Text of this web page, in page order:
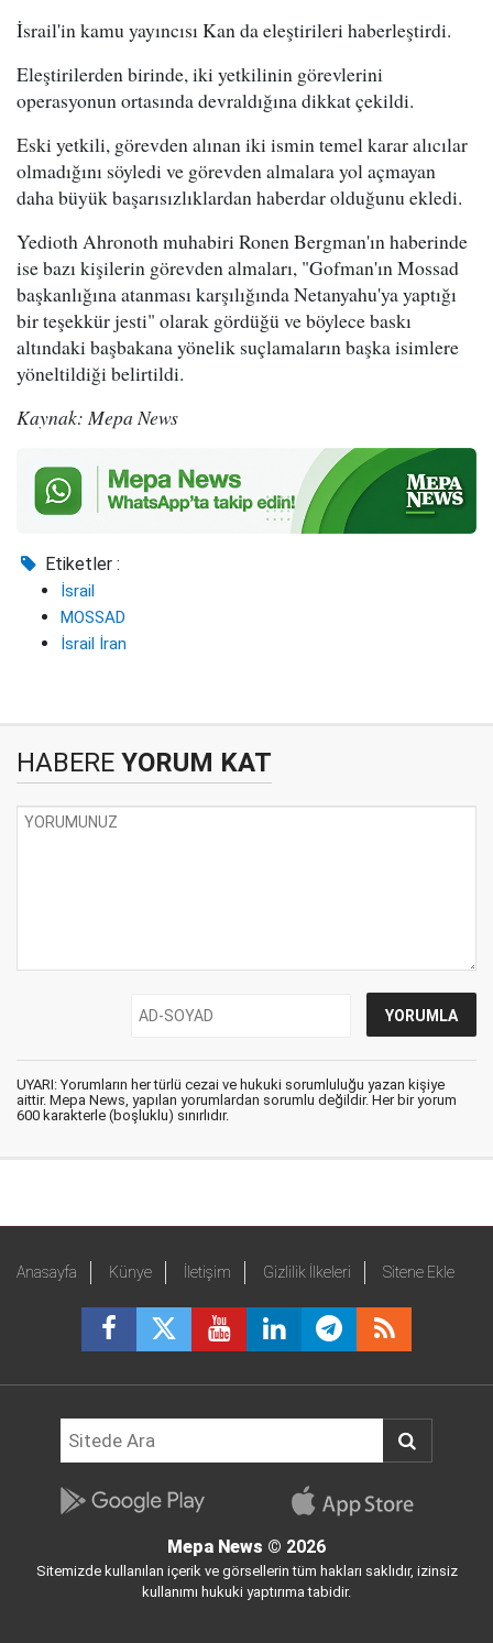
İsrail'in kamu yayıncısı Kan da eleştirileri haberleştirdi.
Eleştirilerden birinde, iki yetkilinin görevlerini
operasyonun ortasında devraldığına dikkat çekildi.
Eski yetkili, görevden alınan iki ismin temel karar alıcılar
olmadığını söyledi ve görevden almalara yol açmayan
daha büyük başarısızlıklardan haberdar olduğunu ekledi.
Yedioth Ahronoth muhabiri Ronen Bergman'ın haberinde
ise bazı kişilerin görevden almaları, "Gofman'ın Mossad
başkanlığına atanması karşılığında Netanyahu'ya yaptığı
bir teşekkür jesti" olarak gördüğü ve böylece baskı
altındaki başbakana yönelik suçlamaların başka isimlere
yöneltildiği belirtildi.
Kaynak: Mepa News
Etiketler :
İsrail
MOSSAD
İsrail İran
HABERE YORUM KAT
UYARI: Yorumların her türlü cezai ve hukuki sorumluluğu yazan kişiye
aittir. Mepa News, yapılan yorumlardan sorumlu değildir. Her bir yorum
600 karakterle (boşluklu) sınırlıdır.
Anasayfa Künye İletişim Gizlilik İlkeleri Sitene Ekle
Mepa News © 2026
Sitemizde kullanılan içerik ve görsellerin tüm hakları saklıdır, izinsiz
kullanımı hukuki yaptırıma tabidir.